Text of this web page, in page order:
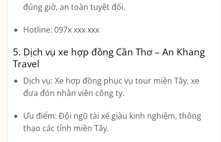
đúng giờ, an toàn tuyệt đối.
Hotline: 097x xxx xxx
5. Dịch vụ xe hợp đồng Cần Thơ – An Khang
Travel
Dịch vụ: Xe hợp đồng phục vụ tour miền Tây, xe
đưa đón nhân viên công ty.
Ưu điểm: Đội ngũ tài xế giàu kinh nghiệm, thông
thạo các tỉnh miền Tây.